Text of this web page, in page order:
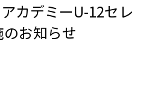
カデミーU-12セレ
お知らせ